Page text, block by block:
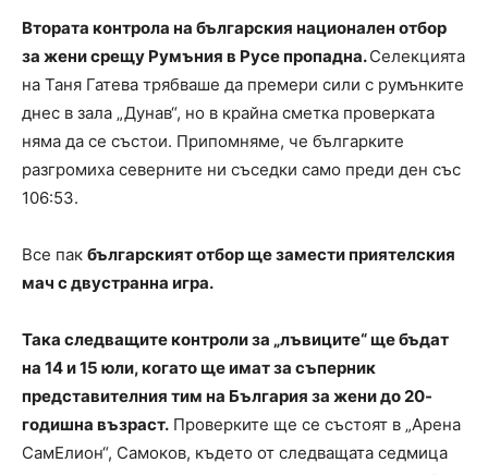
Втората контрола на българския национален отбор
за жени срещу Румъния в Русе пропадна.Селекцията
на Таня Гатева трябваше да премери сили с румънките
днес в зала „Дунав“, но в крайна сметка проверката
няма да се състои. Припомняме, че българките
разгромиха северните ни съседки само преди ден със
106:53.
Все пак българският отбор ще замести приятелския
мач с двустранна игра.
Така следващите контроли за „лъвиците“ ще бъдат
на 14 и 15 юли, когато ще имат за съперник
представителния тим на България за жени до 20-
годишна възраст. Проверките ще се състоят в „Арена
СамЕлион“, Самоков, където от следващата седмица